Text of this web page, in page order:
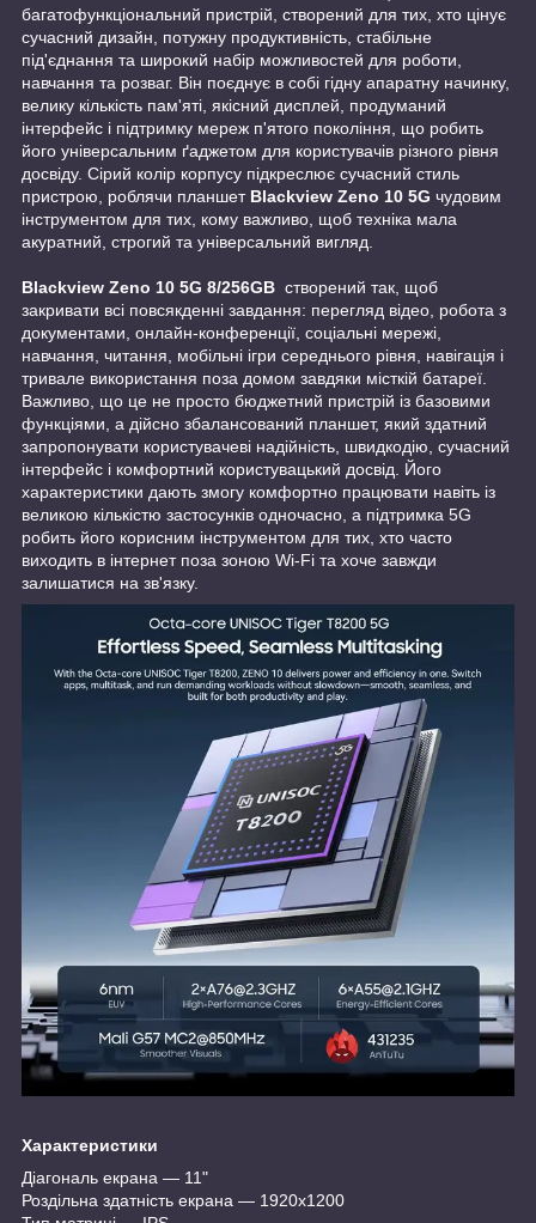
багатофункціональний пристрій, створений для тих, хто цінує
сучасний дизайн, потужну продуктивність, стабільне
під'єднання та широкий набір можливостей для роботи,
навчання та розваг. Він поєднує в собі гідну апаратну начинку,
велику кількість пам'яті, якісний дисплей, продуманий
інтерфейс і підтримку мереж п'ятого покоління, що робить
його універсальним ґаджетом для користувачів різного рівня
досвіду. Сірий колір корпусу підкреслює сучасний стиль
пристрою, роблячи планшет Blackview Zeno 10 5G чудовим
інструментом для тих, кому важливо, щоб техніка мала
акуратний, строгий та універсальний вигляд.
Blackview Zeno 10 5G 8/256GB створений так, щоб
закривати всі повсякденні завдання: перегляд відео, робота з
документами, онлайн-конференції, соціальні мережі,
навчання, читання, мобільні ігри середнього рівня, навігація і
тривале використання поза домом завдяки місткій батареї.
Важливо, що це не просто бюджетний пристрій із базовими
функціями, а дійсно збалансований планшет, який здатний
запропонувати користувачеві надійність, швидкодію, сучасний
інтерфейс і комфортний користувацький досвід. Його
характеристики дають змогу комфортно працювати навіть із
великою кількістю застосунків одночасно, а підтримка 5G
робить його корисним інструментом для тих, хто часто
виходить в інтернет поза зоною Wi-Fi та хоче завжди
залишатися на зв'язку.
Характеристики
Діагональ екрана — 11"
Роздільна здатність екрана — 1920х1200